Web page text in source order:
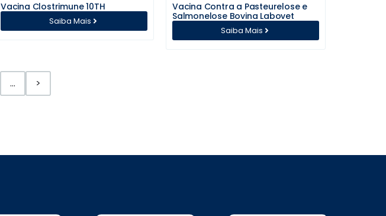
Saiba Mais
Vacina Clostrimune 10TH
Saiba Mais
Vacina Contra a Pasteurelose e
Salmonelose Bovina Labovet
… >